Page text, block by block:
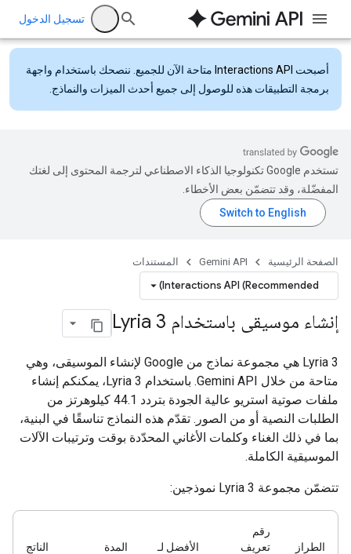
تسجيل الدخول
أصبحت Interactions API متاحة الآن للجميع. ننصحك باستخدام واجهة
برمجة التطبيقات هذه للوصول إلى جميع أحدث الميزات والنماذج.
تستخدم Google تكنولوجيا الذكاء الاصطناعي لترجمة المحتوى إلى لغتك
المفضّلة، وقد تتضمّن بعض الأخطاء.
الصفحة الرئيسية Gemini API المستندات
Interactions API (Recommended)
إنشاء موسيقى باستخدام Lyria 3
‫Lyria 3 هي مجموعة نماذج من Google لإنشاء الموسيقى، وهي
متاحة من خلال Gemini API. باستخدام Lyria 3، يمكنكم إنشاء
ملفات صوتية استريو عالية الجودة بتردد 44.1 كيلوهرتز من
الطلبات النصية أو من الصور. تقدّم هذه النماذج تناسقًا في البنية،
بما في ذلك الغناء وكلمات الأغاني المحدّدة بوقت وترتيبات الآلات
الموسيقية الكاملة.
تتضمّن مجموعة Lyria 3 نموذجين:
الطراز
رقم
تعريف
الأفضل لـ المدة الناتج